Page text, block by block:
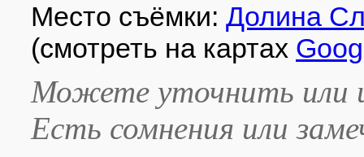
Место съёмки: Долина
(смотреть на картах
Можете уточнить или
Есть сомнения или